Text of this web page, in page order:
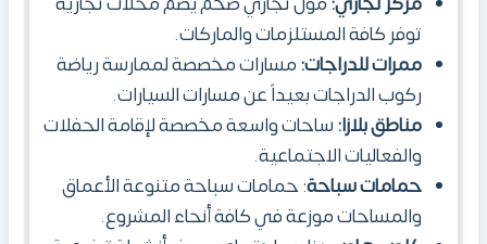
توفر كافة المستلزمات والماركات.
ممرات للدراجات:مسارات مخصصة لممارسة رياضة
ركوب الدراجات بعيداً عن مسارات السيارات.
مناطق بلازا:ساحات واسعة مخصصة لإقامة الحفلات
والفعاليات الاجتماعية.
حمامات سباحة: حمامات سباحة متنوعة الأعماق
والمساحات موزعة في كافة أنحاء المشروع.